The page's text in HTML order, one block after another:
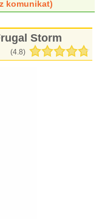
komunikat)
Storm
(4.8)